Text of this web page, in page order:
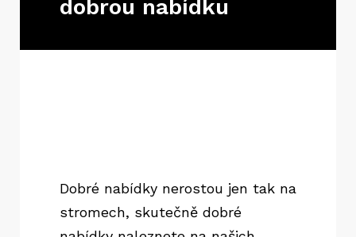
dobrou nabídku
Dobré nabídky nerostou jen tak na
stromech, skutečně dobré